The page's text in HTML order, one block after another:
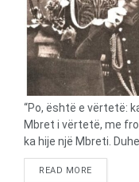
“Po, është e vërtetë:
Mbret i vërtetë, me
ka hije një Mbreti.
është një republikë
here ndonjë
READ MOREDETAILS